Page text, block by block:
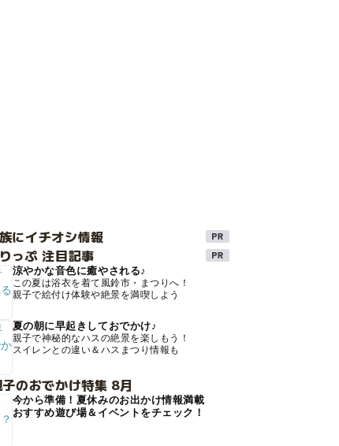
にイチオシ情報
っぷ 注目記事
涼やかな音色に癒やされる♪
この夏は浴衣を着て風鈴市・まつりへ！
親子で絵付け体験や絶景を満喫しよう
夏の朝に早起きしておでかけ♪
親子で神秘的なハスの絶景を楽しもう！
スイレンとの違い＆ハスまつり情報も
のおでかけ特集 8月
今から準備！夏休みのお出かけ情報満載
おすすめ遊び場＆イベントをチェック！